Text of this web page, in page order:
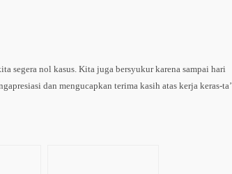
segera nol kasus. Kita juga bersyukur karena sampai hari
dan mengucapkan terima kasih atas kerja keras-ta’